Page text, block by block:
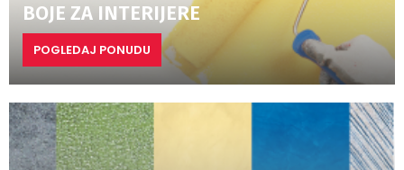
BOJE ZA INTERIJERE
POGLEDAJ PONUDU